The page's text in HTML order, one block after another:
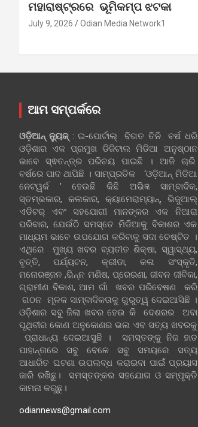
ମହାରାଷ୍ଟ୍ରରେ ଭୂମିକମ୍ପ ଝଟକା
July 9, 2026 Odian Media Network1
ଆମ ସମ୍ପର୍କରେ
ଓଡ଼ିଆନ୍‍ ନ୍ୟୁଜ୍‍: ଇ-ପୋର୍ଟାଲ୍ ବିଗତ ତିନି ବର୍ଷ ଧରି
ଓଡ଼ିଶାର ଏକ ପ୍ରମୁଖ ଡିଜିଟାଲ ମିଡିଆ ଅନୁଷ୍ଠାନ
ଭାବେ ସ୍ଵତନ୍ତ୍ର ପରିଚୟ ପାଇଛି । ଆଜି ଚାରି
ବର୍ଷରେ ପାଦ ଥାପିଛି । ସାମ୍ପ୍ରତିକ ‘ଓଡ଼ିଆନ୍‍ ମିଡିଆ
ନେଟୱର୍କ ’ ହେଉଛି କିଛି ଅଭିଜ୍ଞ ସାମ୍ବାଦିକ,
ସ୍ତମ୍ଭକାର, କଳାକାର, କ୍ୟାମେରାମ୍ୟାନ୍, ଭିଜୁଆଲ୍
ଏଡିଟର୍ ଏବଂ ସହଯୋଗୀ ମାନଙ୍କର ଏକ ନିଆରା
ପରିବାର, ଯେଉଁଠି ସମସ୍ତେ ମିଡିଆକୁ ବିକାଶର ଏକ
ମାଧ୍ୟମ ଭାବେ ଉପଯୋଗ କରିବାକୁ ସଦା ଚେଷ୍ଟିତ ।
ଏଥିରେ ମୁଖ୍ୟ ଖବର ବ୍ୟତୀତ ଶିକ୍ଷା, ସ୍ୱାସ୍ଥ୍ୟ,
ବୃତ୍ତି, ପର୍ଯ୍ୟଟନ, କ୍ରୀଡା, କଳା ସଂସ୍କୃତି,
ମନୋରଞ୍ଜନ ,ଭିନ୍ନ ମଣିଷ, ପ୍ରେରଣା, ଜୀବନ ଜୀବିକା,
ଗ୍ରାମୀଣ ବିକାଶ, ଆମ ଗାଁ ଖବର ପରିବେଷଣ କରି
ଗଠନ ମୂଳକ ସାମ୍ବାଦିକତାକୁ ଗୁରୁତ୍ୱ ଦେଇଆସିଛି ।
ଓଡ଼ିଶାର ସବୁ ଜିଲା ଖବର ହେଉ କି ଦେଶରର ଅବା
ପୃଥିବୀର କୋଣ ଅନୁକୋଣର ଭଲ ଏବ ସତ୍ୟ ଖବରକୁ
ପ୍ରାଧାନ୍ୟ ଦେଇଆସୁଛି । ସମସ୍ତଙ୍କୁ ନିଜ ହାତ
ପାହାନ୍ତାରେ ସବୁ ବେଳେ ସବୁ ସମୟରେ ସତ୍ୟ
ଆଧାରିତ ଘଟଣା ଉପଲବ୍ଧ କରାଇବା ପାଇଁ ପ୍ରୟାସ
ଜାରି ରଖିଛୁ। ସମସ୍ତଙ୍କର ସହଯୋଗ ଓ ସମ୍ପୃକ୍ତି
କାମନା କରୁଛୁ।
odiannews@gmail.com